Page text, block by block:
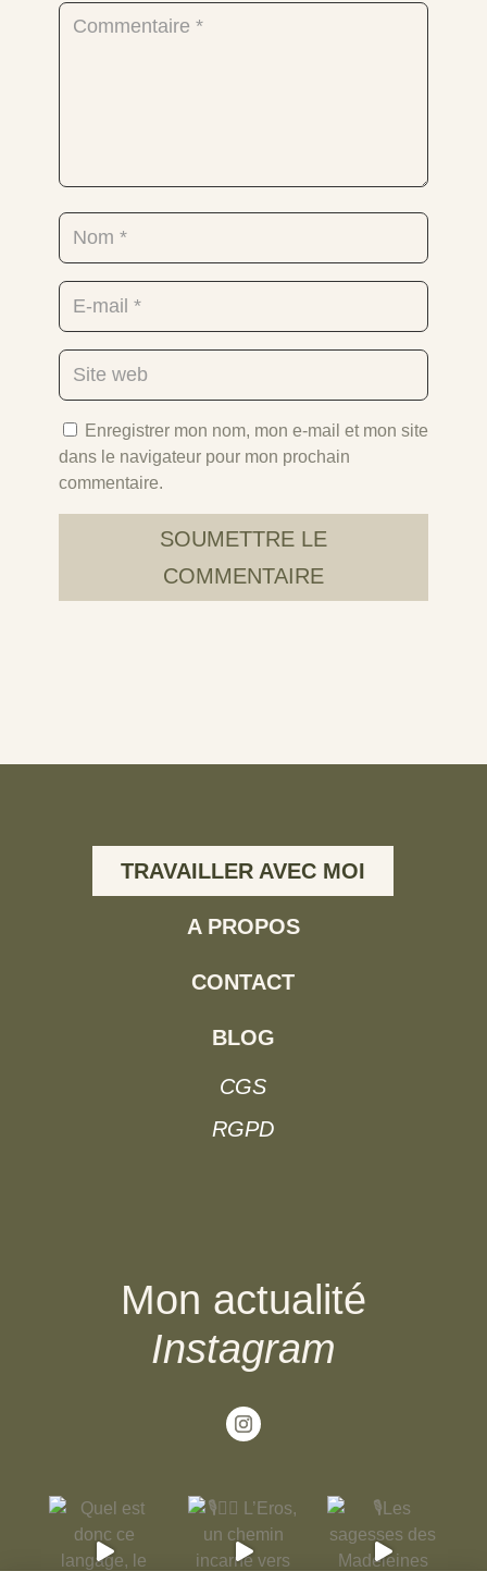
Enregistrer mon nom, mon e-mail et mon site
dans le navigateur pour mon prochain
commentaire.
SOUMETTRE LE
COMMENTAIRE
TRAVAILLER AVEC MOI
A PROPOS
CONTACT
BLOG
CGS
RGPD
Mon actualité
Instagram